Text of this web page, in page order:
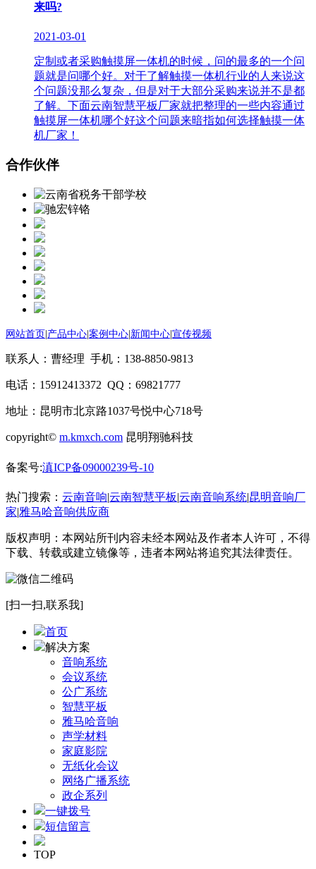
来吗?
2021-03-01
定制或者采购触摸屏一体机的时候，问的最多的一个问
题就是问哪个好。对于了解触摸一体机行业的人来说这
个问题没那么复杂，但是对于大部分采购来说并不是都
了解。下面云南智慧平板厂家就把整理的一些内容通过
触摸屏一体机哪个好这个问题来暗指如何选择触摸一体
机厂家！
合作伙伴
网站首页 产品中心 案例中心 新闻中心 宣传视频
联系人：曹经理 手机：138-8850-9813
电话：15912413372 QQ：69821777
地址：昆明市北京路1037号悦中心718号
copyright© m.kmxch.com 昆明翔驰科技
备案号:滇ICP备09000239号-10
热门搜索： 云南音响|云南智慧平板|云南音响系统|昆明音响厂
家|雅马哈音响供应商
版权声明：本网站所刊内容未经本网站及作者本人许可，不得
下载、转载或建立镜像等，违者本网站将追究其法律责任。
[扫一扫,联系我]
首页
解决方案
音响系统
会议系统
公广系统
智慧平板
雅马哈音响
声学材料
家庭影院
无纸化会议
网络广播系统
政企系列
一键拨号
短信留言
TOP